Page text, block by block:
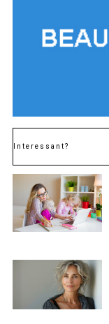
Interessant?